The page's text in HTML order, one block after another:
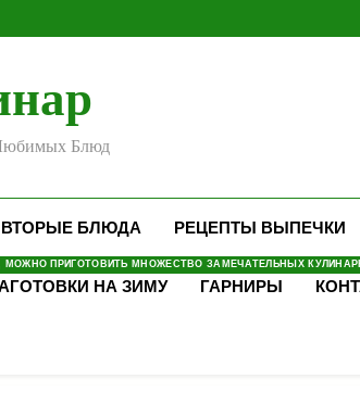
Блюд
ВТОРЫЕ БЛЮДА РЕЦЕПТЫ ВЫПЕЧКИ
ПРИГОТОВИТЬ МНОЖЕСТВО ЗАМЕЧАТЕЛЬНЫХ
НА ЗИМУ ГАРНИРЫ